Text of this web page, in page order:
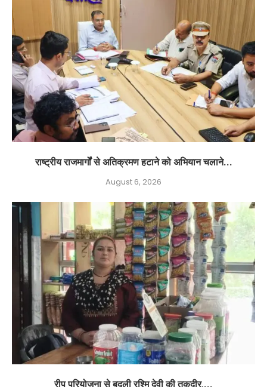
राष्ट्रीय राजमार्गों से अतिक्रमण हटाने को अभियान चलाने...
August 6, 2026
रीप परियोजना से बदली रश्मि देवी की तकदीर,...